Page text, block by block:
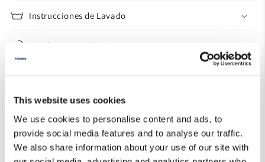
This website uses cookies
We use cookies to personalise content and ads, to
provide social media features and to analyse our traffic.
We also share information about your use of our site with
Instrucciones de Lavado
Cambios y Devoluciones